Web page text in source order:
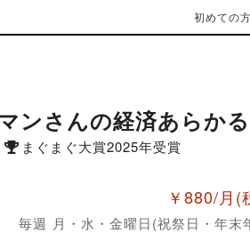
初めての
ンさんの経済あらか
まぐまぐ大賞2025年受賞
￥880/月 (
毎週 月・水・金曜日(祝祭日・年末